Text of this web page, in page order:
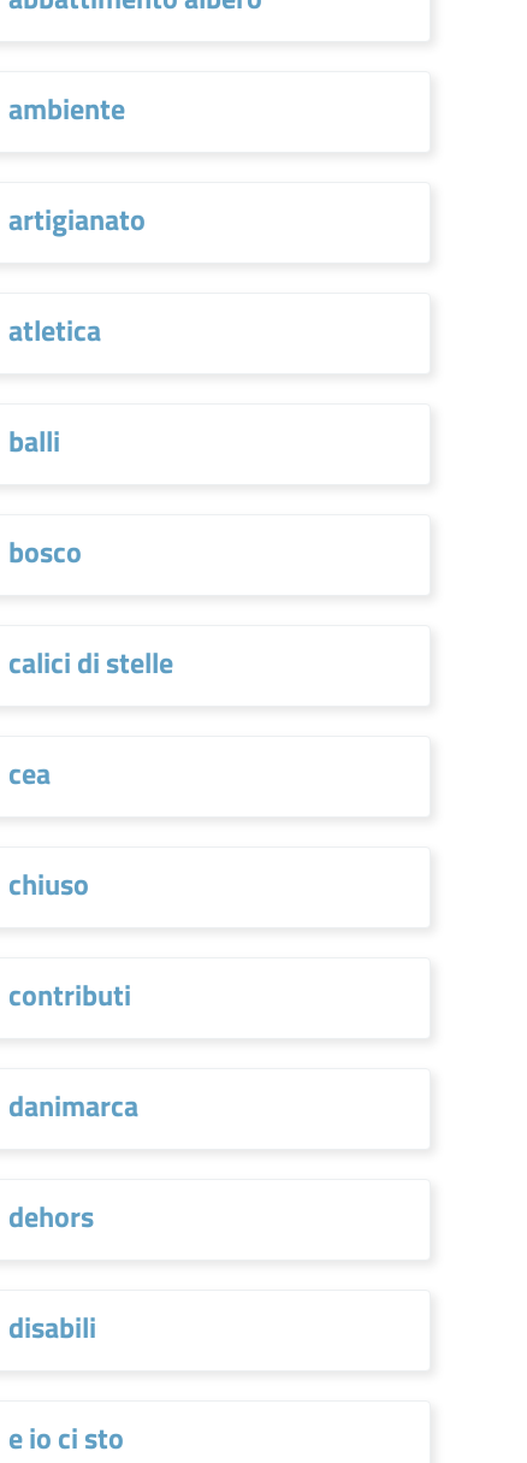
ambiente
artigianato
atletica
balli
bosco
calici di stelle
cea
chiuso
contributi
danimarca
dehors
disabili
e io ci sto